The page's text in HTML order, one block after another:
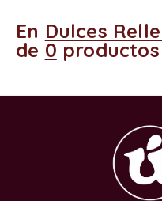
En Dulces
de 0 productos